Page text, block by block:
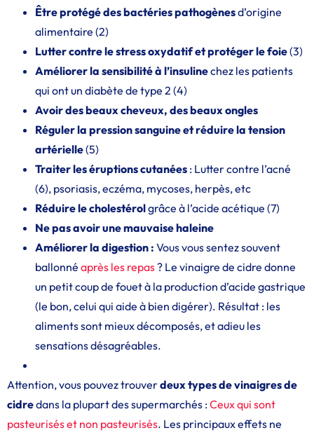
Être protégé des bactéries pathogènesd’origine
alimentaire (2)
Lutter contre le stress oxydatif et protéger le foie(3)
Améliorer la sensibilité à l’insulinechez les patients
qui ont un diabète de type 2 (4)
Avoir des beaux cheveux, des beaux ongles
Réguler la pression sanguine et réduire la tension
artérielle(5)
Traiter les éruptions cutanées : Lutter contre l’acné
(6), psoriasis, eczéma, mycoses, herpès, etc
Réduire le cholestérolgrâce à l’acide acétique (7)
Ne pas avoir une mauvaise haleine
Améliorer la digestion : Vous vous sentez souvent
ballonné après les repas? Le vinaigre de cidre donne
un petit coup de fouet à la production d’acide gastrique
(le bon, celui qui aide à bien digérer). Résultat : les
aliments sont mieux décomposés, et adieu les
sensations désagréables.
Attention, vous pouvez trouverdeux types de vinaigres de
cidredans la plupart des supermarchés :Ceux qui sont
pasteurisés et non pasteurisés. Les principaux effets ne